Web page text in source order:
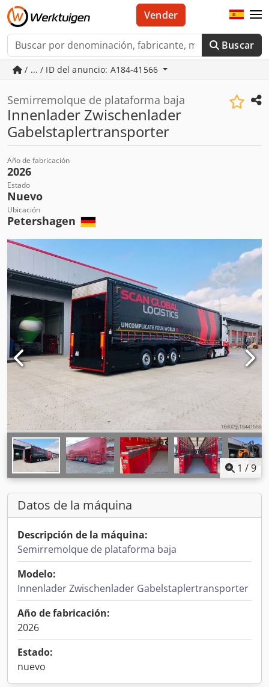
Buscar
Vender
/ ... / ID del anuncio: A184-41566
Semirremolque de plataforma baja
Innenlader Zwischenlader
Gabelstaplertransporter
Año de fabricación
2026
Estado
Nuevo
Ubicación
Petershagen
1 /9
Datos de la máquina
Descripción de la máquina:
Semirremolque de plataforma baja
Modelo:
Innenlader Zwischenlader Gabelstaplertransporter
Año de fabricación:
2026
Estado:
nuevo